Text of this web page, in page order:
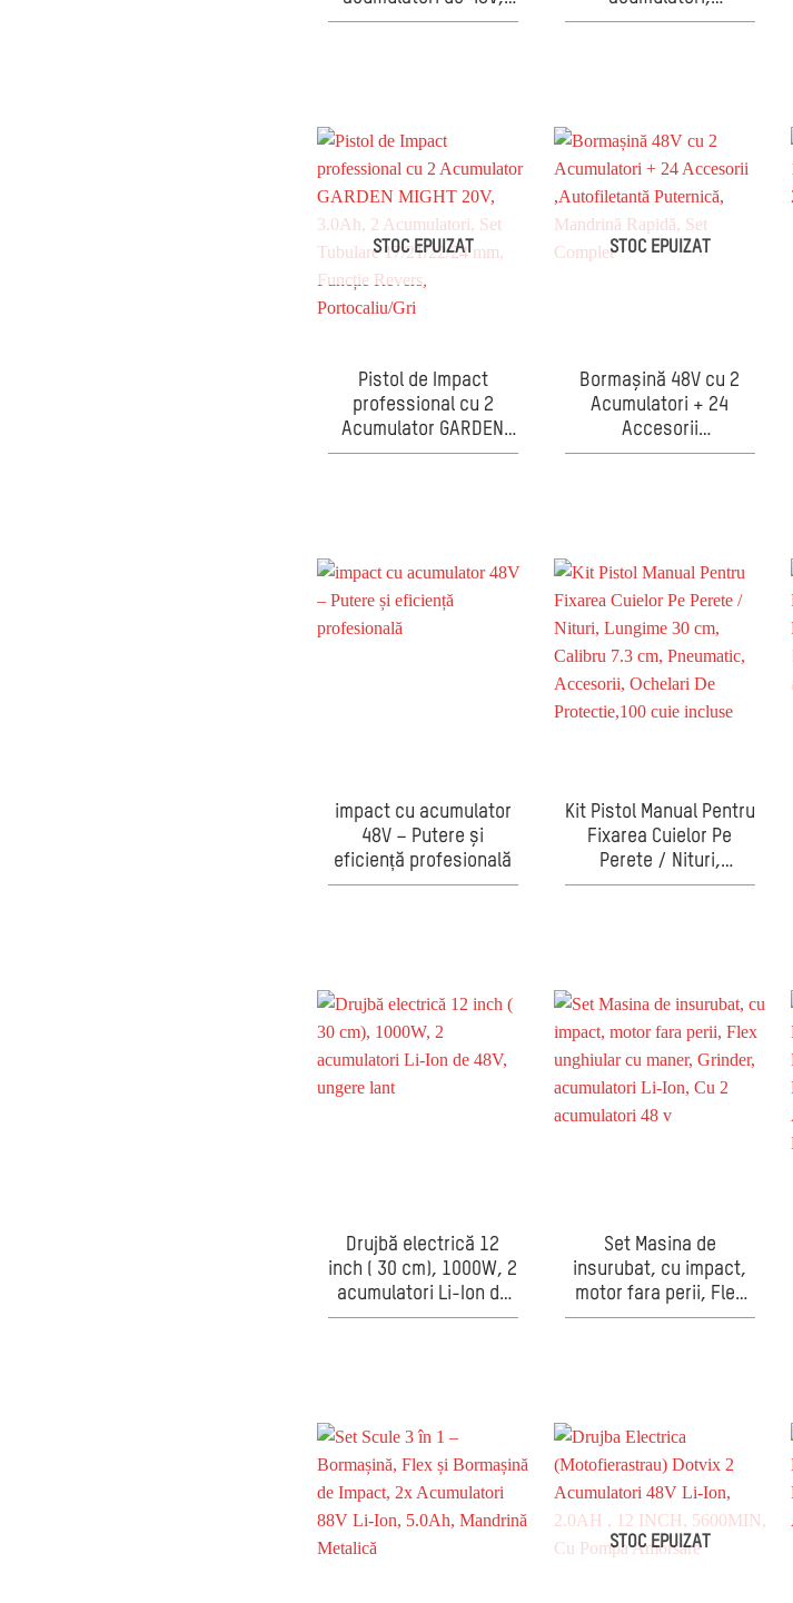
5000mAh, mandrina
încărcător și tubulare
STOC EPUIZAT
Pistol de Impact
professional cu 2
Acumulator GARDEN
MIGHT 20V, 3.0Ah, 2
STOC EPUIZAT
Bormașină 48V cu 2
Acumulatori + 24
Accesorii
,Autofiletantă
impact cu acumulator
48V – Putere și
eficiență profesională
Kit Pistol Manual Pentru
Fixarea Cuielor Pe
Perete / Nituri,
Lungime 30 cm, Calibru
Drujbă electrică 12
inch ( 30 cm), 1000W, 2
acumulatori Li-Ion de
48V, ungere lant
Set Masina de
insurubat, cu impact,
motor fara perii, Flex
unghiular cu maner,
STOC EPUIZAT